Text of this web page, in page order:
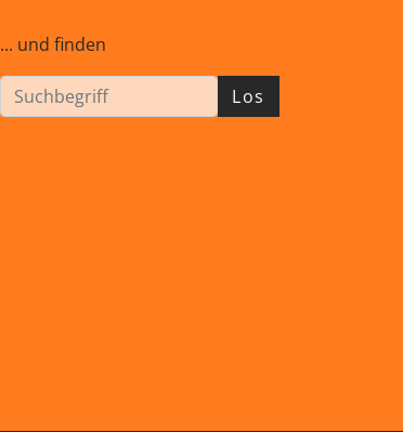
... und finden
Los